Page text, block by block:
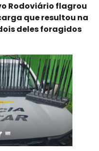
Rodoviário flagrou
que resultou na
deles foragidos